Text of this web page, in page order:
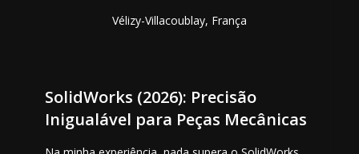
Vélizy-Villacoublay, França
SolidWorks (2026): Precisão
Inigualável para Peças Mecânicas